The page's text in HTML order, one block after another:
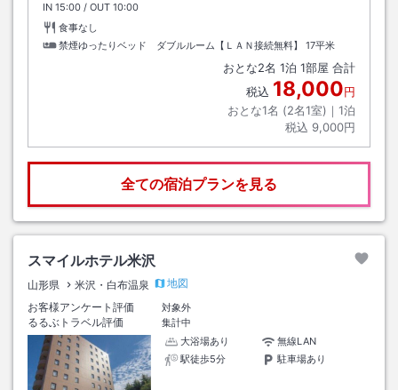
IN チェックイン
15:00 / OUT チェックアウト
10:00
食事なし
禁煙ゆったりベッド ダブルルーム【ＬＡＮ接続無料】
17平米
おとな2名 1泊 1部屋 合計
税込 18,000円
おとな1名 (2名1室)｜ 1泊
税込 9,000円
全ての宿泊プランを見る
スマイルホテル米沢
山形県 米沢・白布温泉
地図
お客様アンケート評価
対象外
るるぶトラベル評価
集計中
大浴場あり
無線LAN
駅徒歩5分
駐車場あり